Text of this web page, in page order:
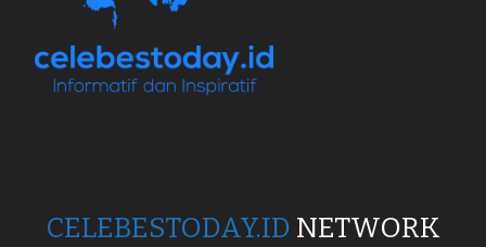
CELEBESTODAY.ID NETWORK